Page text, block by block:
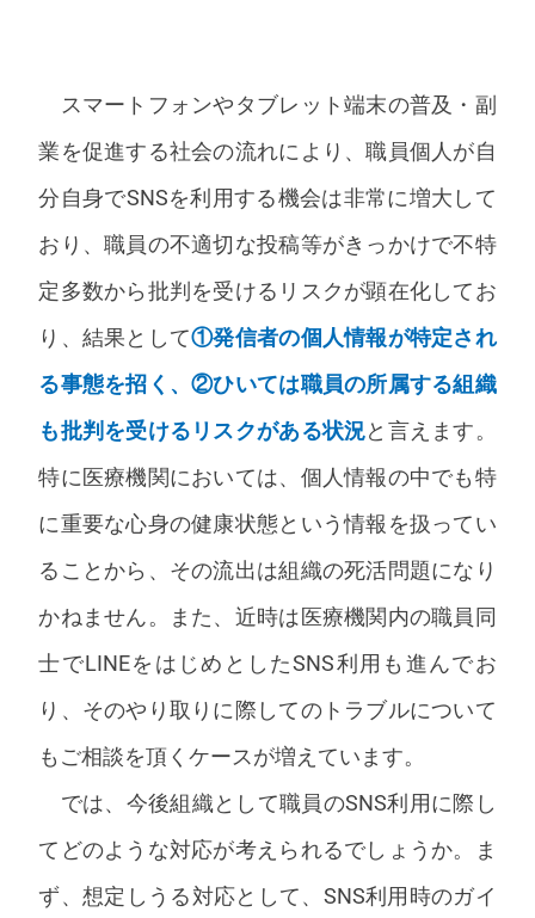
スマートフォンやタブレット端末の普及・副
業を促進する社会の流れにより、職員個人が自
分自身でSNSを利用する機会は非常に増大して
おり、職員の不適切な投稿等がきっかけで不特
定多数から批判を受けるリスクが顕在化してお
り、結果として①発信者の個人情報が特定され
る事態を招く、②ひいては職員の所属する組織
も批判を受けるリスクがある状況と言えます。
特に医療機関においては、個人情報の中でも特
に重要な心身の健康状態という情報を扱ってい
ることから、その流出は組織の死活問題になり
かねません。また、近時は医療機関内の職員同
士でLINEをはじめとしたSNS利用も進んでお
り、そのやり取りに際してのトラブルについて
もご相談を頂くケースが増えています。
では、今後組織として職員のSNS利用に際し
てどのような対応が考えられるでしょうか。ま
ず、想定しうる対応として、SNS利用時のガイ